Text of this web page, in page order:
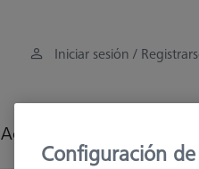
Iniciar sesión /
Accesorios de la máquina
Configuración